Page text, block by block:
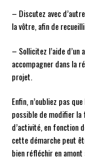
– Discutez avec
la vôtre, afin de
– Sollicitez l’aide
accompagner dans la
projet.
Enfin, n’oubliez pas
possible de modifier
d’activité, en fonction
cette démarche peut
bien réfléchir en